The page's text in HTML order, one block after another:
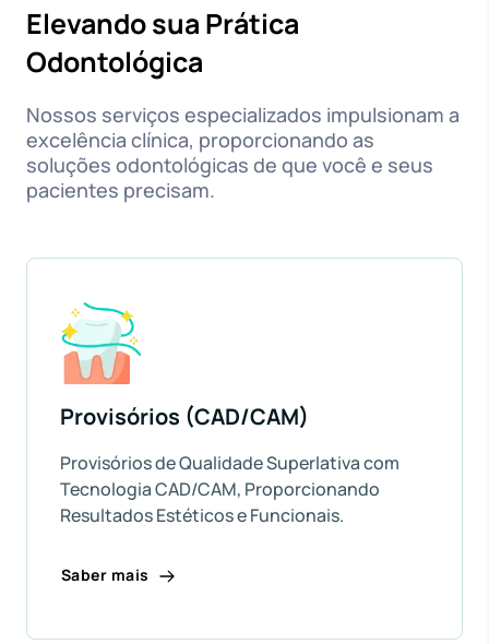
Elevando sua Prática
Odontológica
Nossos serviços especializados impulsionam a
excelência clínica, proporcionando as
soluções odontológicas de que você e seus
pacientes precisam.
Provisórios (CAD/CAM)
Provisórios de Qualidade Superlativa com
Tecnologia CAD/CAM, Proporcionando
Resultados Estéticos e Funcionais.
Saber mais